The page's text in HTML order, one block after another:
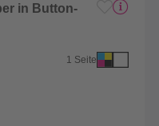
in Button-
1 Seite